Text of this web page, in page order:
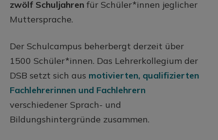
zwölf Schuljahren für Schüler*innen jeglicher
Muttersprache.
Der Schulcampus beherbergt derzeit über
1500 Schüler*innen. Das Lehrerkollegium der
DSB setzt sich aus motivierten, qualifizierten
Fachlehrerinnen und Fachlehrern
verschiedener Sprach- und
Bildungshintergründe zusammen.